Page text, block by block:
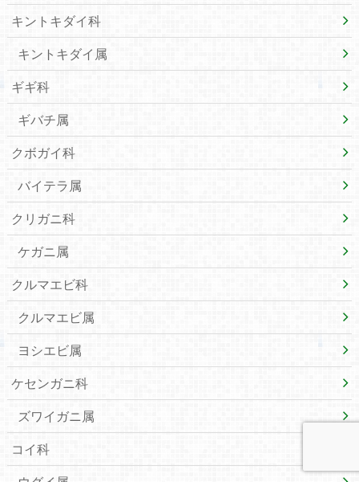
キントキダイ科
キントキダイ属
ギギ科
ギバチ属
クボガイ科
バイテラ属
クリガニ科
ケガニ属
クルマエビ科
クルマエビ属
ヨシエビ属
ケセンガニ科
ズワイガニ属
コイ科